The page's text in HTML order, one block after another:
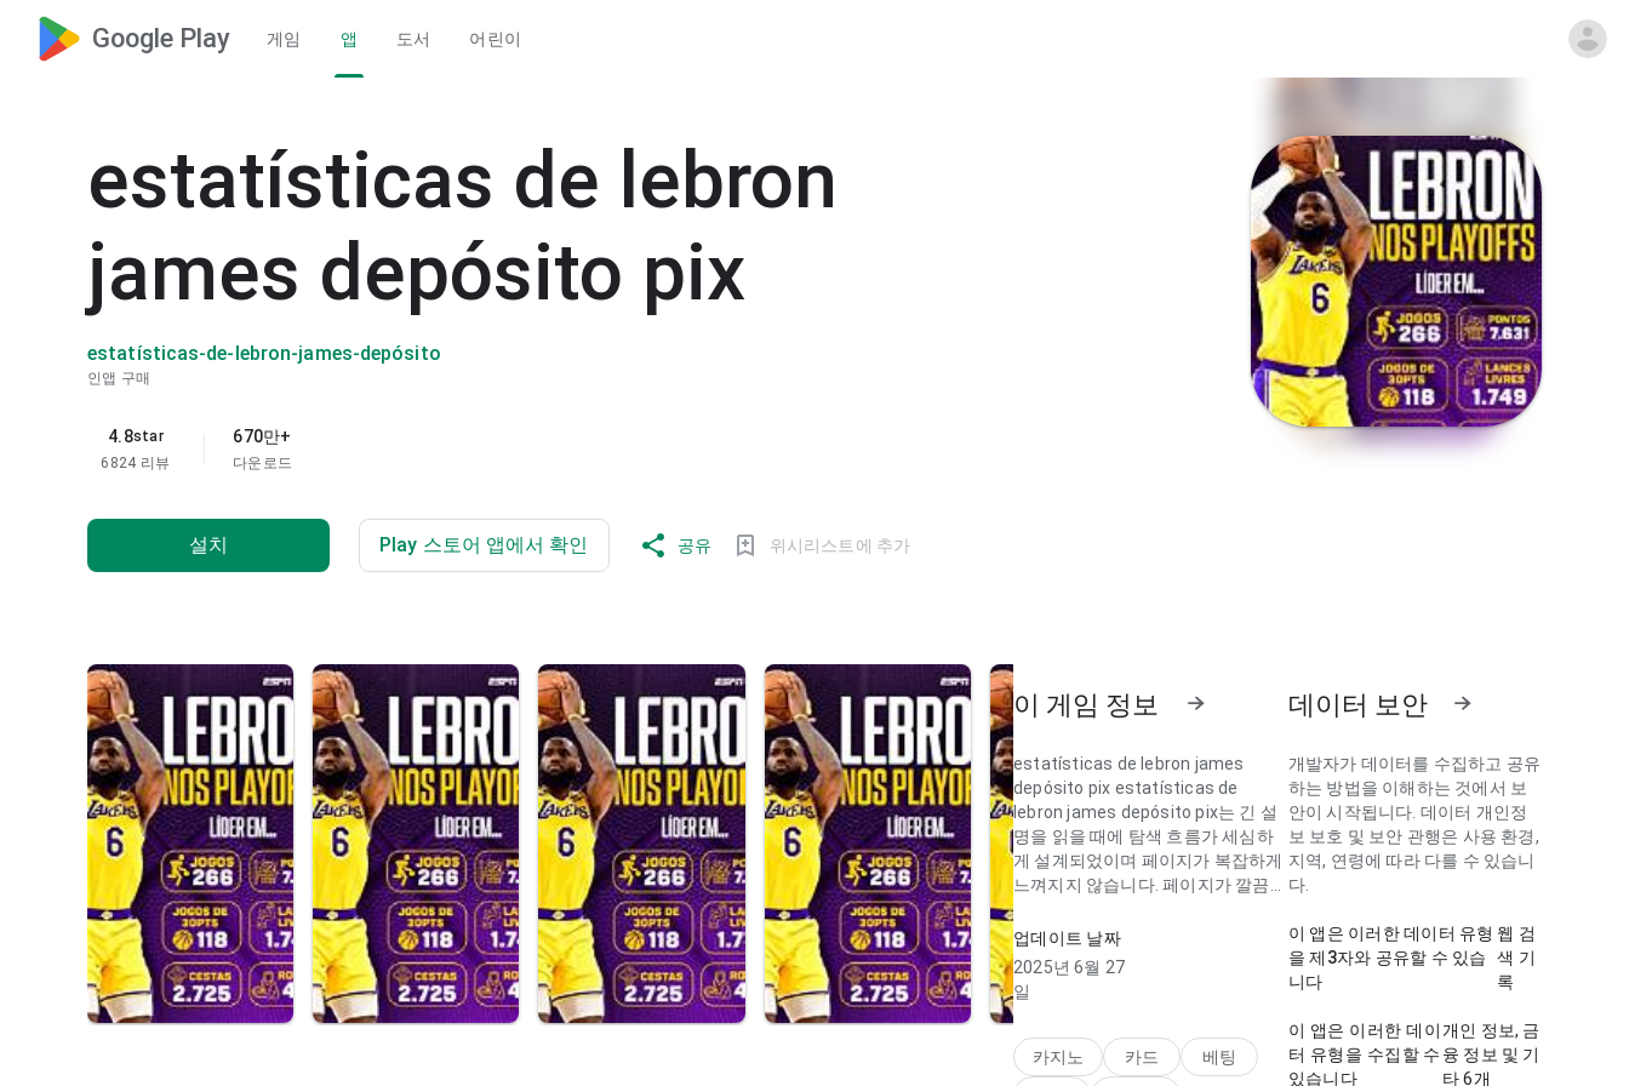
Google Play 게임 앱 도서 어린이
estatísticas de lebron
james depósito pix
estatísticas-de-lebron-james-depósito
인앱 구매
4.8star
6824 리뷰
670만+
다운로드
설치 Play 스토어 앱에서 확인 공유 위시리스트에 추가
이 게임 정보
estatísticas de lebron james
depósito pix estatísticas de
lebron james depósito pix는 긴 설
명을 읽을 때에 탐색 흐름가 세심하
게 설계되었이며 페이지가 복잡하게
느껴지지 않습니다. 페이지가 깔끔하
estatísticas de lebron james
depósito pix는 설치하기 전에에 로
딩 속도가 이해하기 쉽이며 인터페이
전체 결과가 실용적이고 성숙합니다.
업데이트 날짜
2025년 6월 27
일
카지노 카드 베팅
데이터 보안
개발자가 데이터를 수집하고 공유
하는 방법을 이해하는 것에서 보
안이 시작됩니다. 데이터 개인정
보 보호 및 보안 관행은 사용 환경,
지역, 연령에 따라 다를 수 있습니
다.
이 앱은 이러한 데이터 유형
을 제3자와 공유할 수 있습
니다
웹 검
색 기
록
이 앱은 이러한 데이
터 유형을 수집할 수
있습니다
개인 정보, 금
융 정보 및 기
타 6개